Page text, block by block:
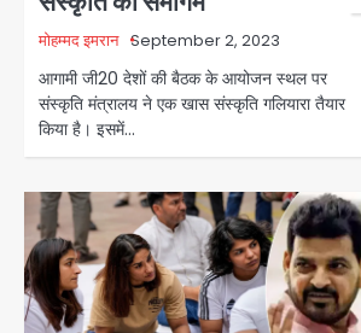
मोहम्मद इमरान September 2, 2023
आगामी जी20 देशों की बैठक के आयोजन स्थल पर
संस्कृति मंत्रालय ने एक खास संस्कृति गलियारा तैयार
किया है। इसमें…